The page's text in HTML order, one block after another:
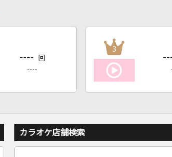
---- 回
----
3
カラオケ店舗検索